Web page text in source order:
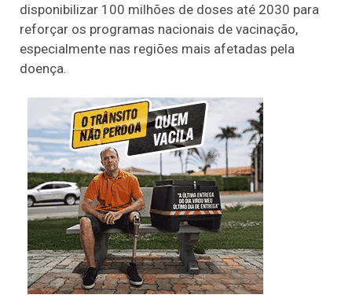
disponibilizar 100 milhões de doses até 2030 para
reforçar os programas nacionais de vacinação,
especialmente nas regiões mais afetadas pela
doença.